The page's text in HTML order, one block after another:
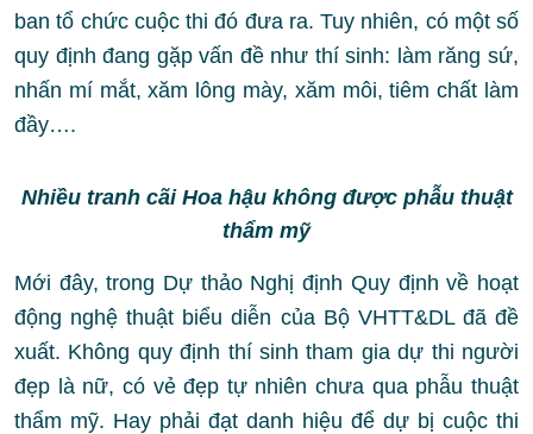
ban tổ chức cuộc thi đó đưa ra. Tuy nhiên, có một số
quy định đang gặp vấn đề như thí sinh: làm răng sứ,
nhấn mí mắt, xăm lông mày, xăm môi, tiêm chất làm
đầy….
Nhiều tranh cãi Hoa hậu không được phẫu thuật
thẩm mỹ
Mới đây, trong Dự thảo Nghị định Quy định về hoạt
động nghệ thuật biểu diễn của Bộ VHTT&DL đã đề
xuất. Không quy định thí sinh tham gia dự thi người
đẹp là nữ, có vẻ đẹp tự nhiên chưa qua phẫu thuật
thẩm mỹ. Hay phải đạt danh hiệu để dự bị cuộc thi